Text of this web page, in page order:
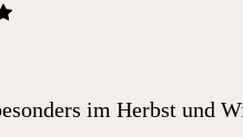
im Herbst und